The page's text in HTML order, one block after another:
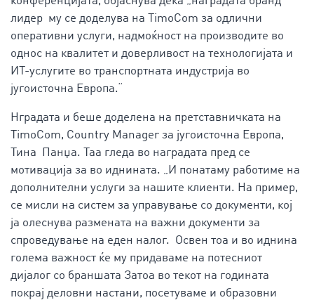
лидер му се доделува на TimoCom за одлични
оперативни услуги, надмоќност на производите во
однос на квалитет и доверливост на технологијата и
ИТ-услугите во транспортната индустрија во
југоисточна Европа.“
Нградата и беше доделена на претставничката на
TimoCom, Country Manager за југоисточна Европа,
Тина Панџа. Таа гледа во наградата пред се
мотивација за во иднината. „И понатаму работиме на
дополнителни услуги за нашите клиенти. На пример,
се мисли на систем за управување со документи, кој
ја олеснува размената на важни документи за
спроведување на еден налог. Освен тоа и во иднина
голема важност ќе му придаваме на потесниот
дијалог со браншата Затоа во текот на годината
покрај деловни настани, посетуваме и образовни